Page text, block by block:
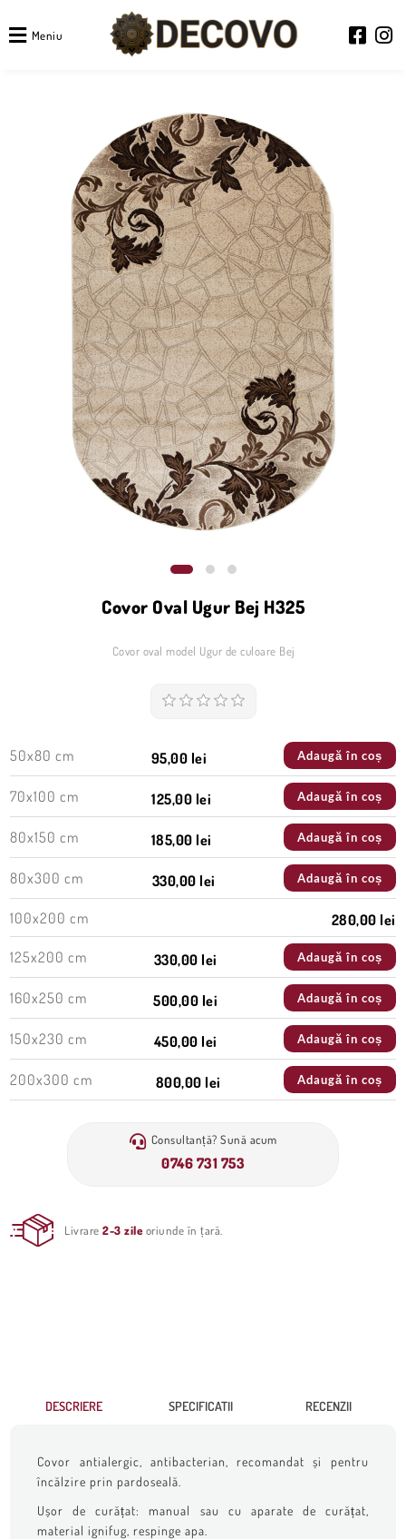
Meniu
Covor Oval Ugur Bej H325
Covor oval model Ugur de culoare Bej
50x80 cm 95,00 lei Adaugă în coș
70x100 cm 125,00 lei Adaugă în coș
80x150 cm 185,00 lei Adaugă în coș
80x300 cm 330,00 lei Adaugă în coș
100x200 cm
280,00 lei
125x200 cm
330,00 lei Adaugă în coș
160x250 cm 500,00 lei Adaugă în coș
150x230 cm 450,00 lei Adaugă în coș
200x300 cm 800,00 lei Adaugă în coș
Consultanță? Sună acum
0746 731 753
Livrare2-3 zile oriunde în țară.
DESCRIERE SPECIFICATII RECENZII
Covor antialergic, antibacterian, recomandat și pentru
încălzire prin pardoseală.
Ușor de curățat: manual sau cu aparate de curățat,
material ignifug, respinge apa.